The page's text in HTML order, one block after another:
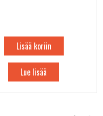
Lisää koriin
Lue lisää